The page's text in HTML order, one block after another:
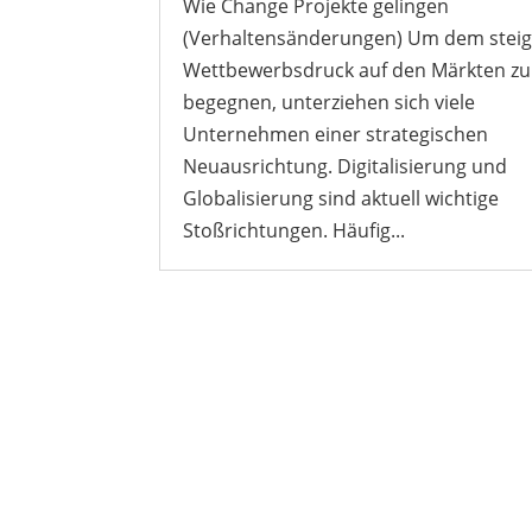
Wie Change Projekte gelingen
(Verhaltensänderungen) Um dem
Wettbewerbsdruck auf den Märkten zu
begegnen, unterziehen sich viele
Unternehmen einer strategischen
Neuausrichtung. Digitalisierung und
Globalisierung sind aktuell wichtige
Stoßrichtungen. Häufig...